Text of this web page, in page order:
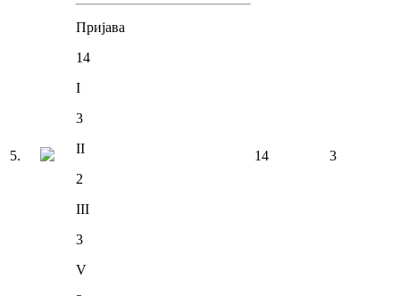
5.
Пријава
14
I
3
II
2
III
3
V
14 3